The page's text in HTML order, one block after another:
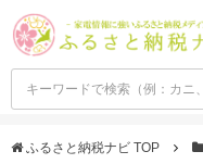
ふるさと納税ナビ TOP